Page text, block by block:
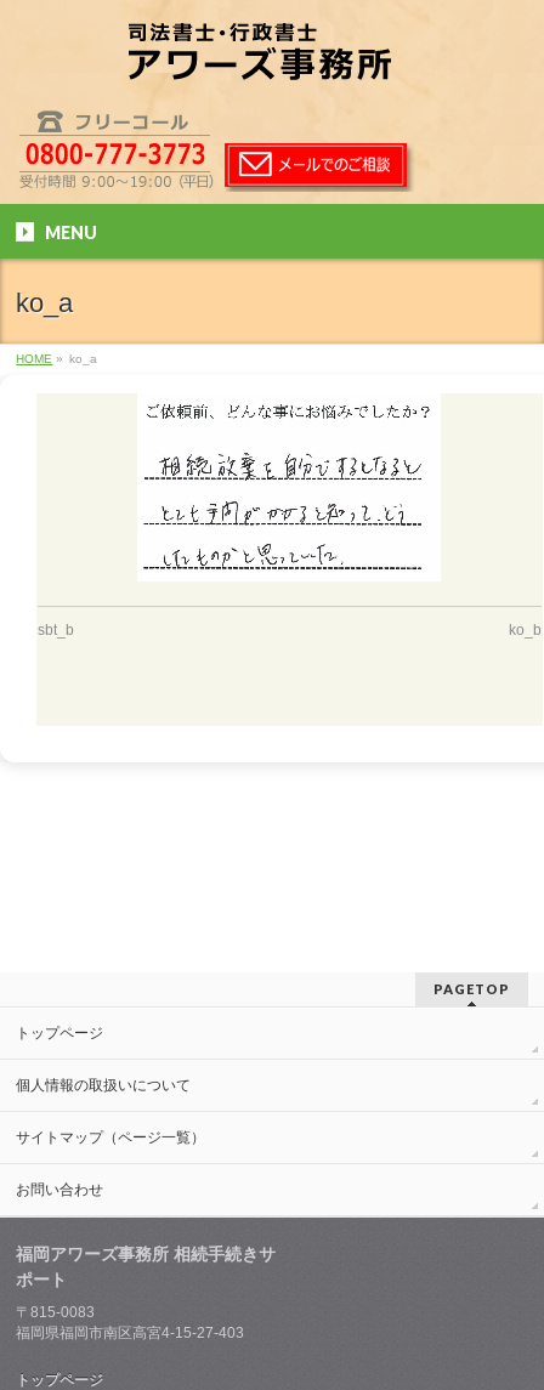
MENU
ko_a
HOME » ko_a
sbt_b ko_b
PAGETOP
トップページ
個人情報の取扱いについて
サイトマップ（ページ一覧）
お問い合わせ
福岡アワーズ事務所 相続手続きサ
ポート
〒815-0083
福岡県福岡市南区高宮4-15-27-403
トップページ